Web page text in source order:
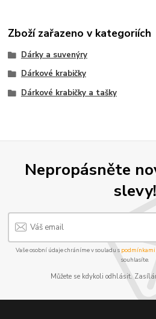
Zboží zařazeno v kategoriích
Dárky a suvenýry
Dárkové krabičky
Dárkové krabičky a tašky
Nepropásněte
slevy!
Vaše osobní údaje chráníme v souladu s podmínkami
souhlasíte.
Můžete se kdykoli odhlásit.